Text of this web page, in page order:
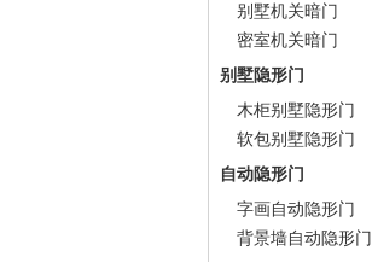
别墅机关暗门
密室机关暗门
别墅隐形门
木柜别墅隐形门
软包别墅隐形门
自动隐形门
字画自动隐形门
背景墙自动隐形门